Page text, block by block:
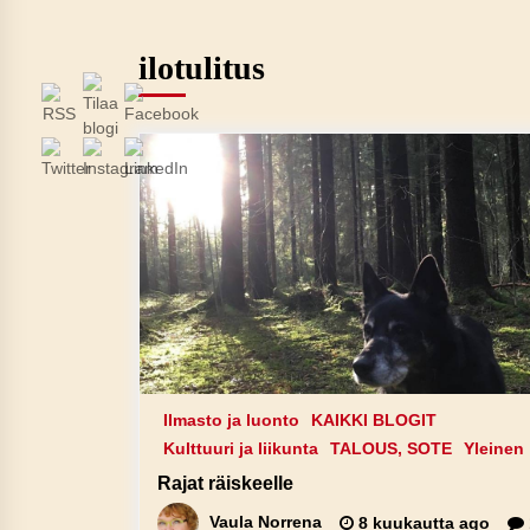
ilotulitus
Ilmasto ja luonto
KAIKKI BLOGIT
Kulttuuri ja liikunta
TALOUS, SOTE Yleinen
Rajat räiskeelle
Vaula Norrena 8 kuukautta ago